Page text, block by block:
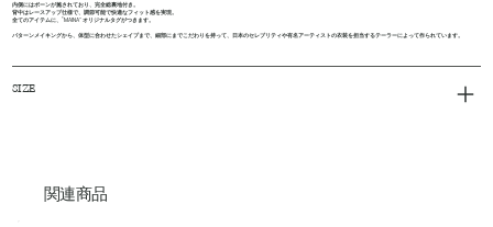
内側にはボーンが施されており、完全総裏地付き。
背中はレースアップ仕様で、調節可能で快適なフィット感を実現。
全てのアイテムに、”MAINA" オリジナルタグがつきます。
パターンメイキングから、体型に合わせたシェイプまで、細部にまでこだわりを持って、日本のセレブリティや有名アーティストの衣装を担当するテーラーによって作られています。
SIZE
関連商品